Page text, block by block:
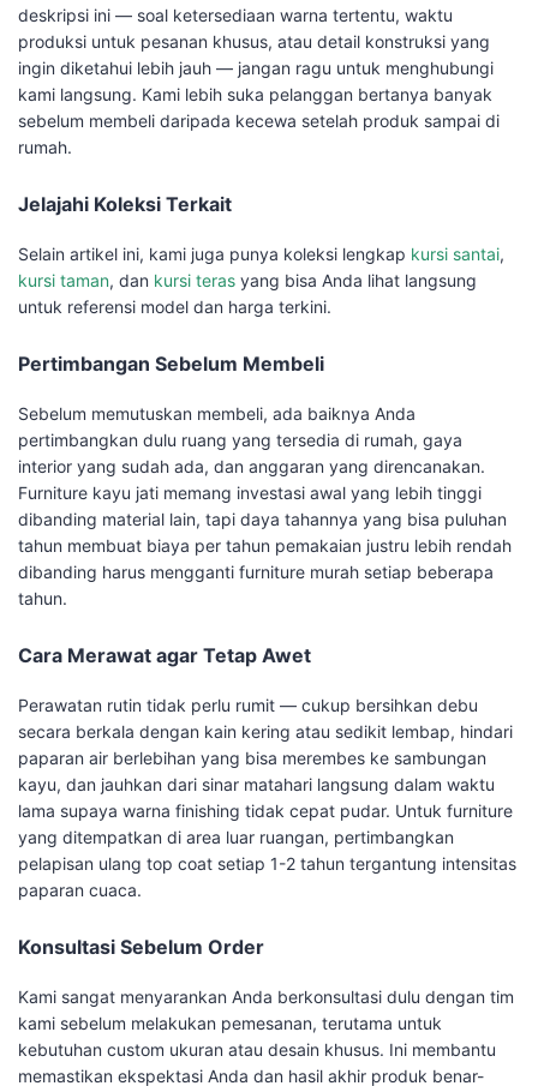
deskripsi ini — soal ketersediaan warna tertentu, waktu
produksi untuk pesanan khusus, atau detail konstruksi yang
ingin diketahui lebih jauh — jangan ragu untuk menghubungi
kami langsung. Kami lebih suka pelanggan bertanya banyak
sebelum membeli daripada kecewa setelah produk sampai di
rumah.
Jelajahi Koleksi Terkait
Selain artikel ini, kami juga punya koleksi lengkap kursi santai,
kursi taman, dan kursi teras yang bisa Anda lihat langsung
untuk referensi model dan harga terkini.
Pertimbangan Sebelum Membeli
Sebelum memutuskan membeli, ada baiknya Anda
pertimbangkan dulu ruang yang tersedia di rumah, gaya
interior yang sudah ada, dan anggaran yang direncanakan.
Furniture kayu jati memang investasi awal yang lebih tinggi
dibanding material lain, tapi daya tahannya yang bisa puluhan
tahun membuat biaya per tahun pemakaian justru lebih rendah
dibanding harus mengganti furniture murah setiap beberapa
tahun.
Cara Merawat agar Tetap Awet
Perawatan rutin tidak perlu rumit — cukup bersihkan debu
secara berkala dengan kain kering atau sedikit lembap, hindari
paparan air berlebihan yang bisa merembes ke sambungan
kayu, dan jauhkan dari sinar matahari langsung dalam waktu
lama supaya warna finishing tidak cepat pudar. Untuk furniture
yang ditempatkan di area luar ruangan, pertimbangkan
pelapisan ulang top coat setiap 1-2 tahun tergantung intensitas
paparan cuaca.
Konsultasi Sebelum Order
Kami sangat menyarankan Anda berkonsultasi dulu dengan tim
kami sebelum melakukan pemesanan, terutama untuk
kebutuhan custom ukuran atau desain khusus. Ini membantu
memastikan ekspektasi Anda dan hasil akhir produk benar-